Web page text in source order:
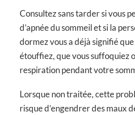
Consultez sans tarder si vous
d’apnée du sommeil et si la
dormez vous a déjà signifié
étouffiez, que vous suffoquiez
respiration pendant votre
Lorsque non traitée, cette
risque d’engendrer des maux